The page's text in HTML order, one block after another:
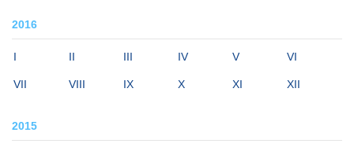
2016
I II III IV V VI
VII VIII IX X XI XII
2015